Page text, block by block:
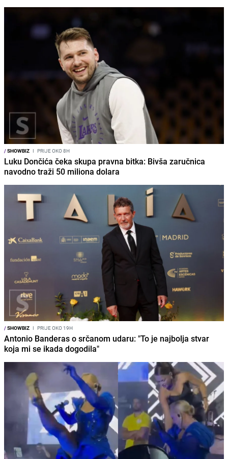
/SHOWBIZ I PRIJE OKO 8H
Luku Dončića čeka skupa pravna bitka: Bivša zaručnica
navodno traži 50 miliona dolara
/SHOWBIZ I PRIJE OKO 19H
Antonio Banderas o srčanom udaru: "To je najbolja stvar
koja mi se ikada dogodila"